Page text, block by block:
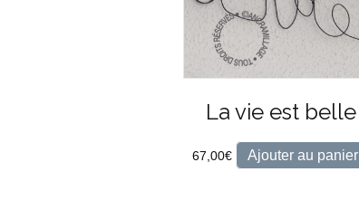
La vie est belle
67,00€ Ajouter au panier